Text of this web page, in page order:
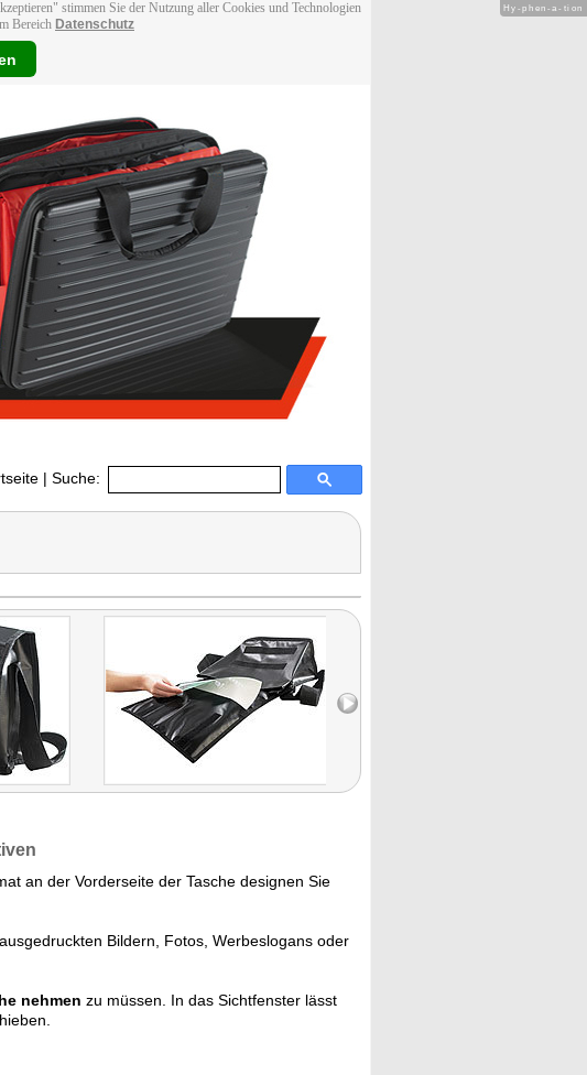
stimmen Sie der Nutzung aller Cookies und Technologien
Bereich Datenschutz
| Suche:
an der Vorderseite der Tasche designen Sie
Bildern, Fotos, Werbeslogans oder
nehmen zu müssen. In das Sichtfenster lässt
Hy-phen-a-tion